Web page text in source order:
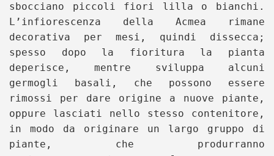
sbocciano piccoli fiori lilla o bianchi.
L’infiorescenza della Acmea rimane
decorativa per mesi, quindi dissecca;
spesso dopo la fioritura la pianta
deperisce, mentre sviluppa alcuni
germogli basali, che possono essere
rimossi per dare origine a nuove piante,
oppure lasciati nello stesso contenitore,
in modo da originare un largo gruppo di
piante, che produrranno